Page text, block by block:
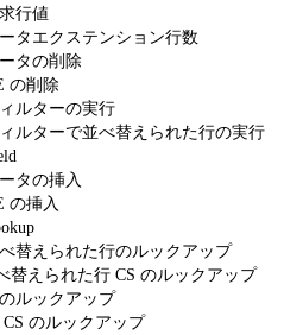
行値
タエクステンション行数
タの削除
の削除
ルターの実行
ルターで並べ替えられた行の実行
タの挿入
の挿入
替えられた行のルックアップ
替えられた行 CS のルックアップ
ルックアップ
のルックアップ